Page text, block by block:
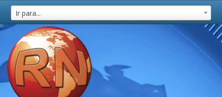
Ir para...